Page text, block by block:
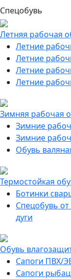
Спецобувь
Летняя рабочая
Летние
Летние
Летние
Летние
Зимняя рабочая
Зимние
Зимние
Обувь
Термостойкая
Ботинки
Спецобувь от
дуги
Обувь
Сапоги ПВХ/
Сапоги